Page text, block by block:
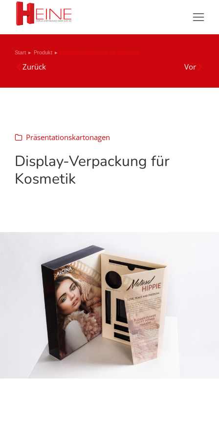
Sie befinden sich hier:
Start Produkt Display-Verpackung für Kosmetik
Zurück Vor
Präsentationskartonagen
Display-Verpackung für
Kosmetik